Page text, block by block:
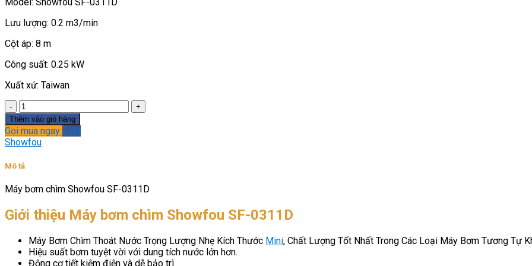
Model: Showfou SF-0311D
Lưu lượng: 0.2 m3/min
Cột áp: 8 m
Công suất: 0.25 kW
Xuất xứ: Taiwan
Máy
bơm
chìm
Showfou
0311D
lượng
Thêm vào giỏ hàng
Gọi mua ngay Zalo
Showfou
Mô tả
Máy bơm chìm Showfou SF-0311D
Giới thiệu Máy bơm chìm Showfou SF-0311D
Máy Bơm Chìm Thoát Nước Trọng Lượng Nhẹ Kích Thước Mini, Chất Lượng Tốt Nhất Trong Các Loại Máy Bơm Tương Tự
Hiệu suất bơm tuyệt vời với dung tích nước lớn hơn.
Động cơ tiết kiệm điện và dễ bảo trì.